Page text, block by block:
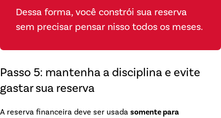
Dessa forma, você constrói sua reserva
sem precisar pensar nisso todos os meses.
Passo 5: mantenha a disciplina e evite
gastar sua reserva
A reserva financeira deve ser usada somente para